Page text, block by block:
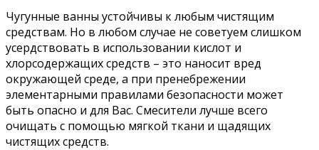
Чугунные ванны устойчивы к любым чистящим
средствам. Но в любом случае не советуем слишком
усердствовать в использовании кислот и
хлорсодержащих средств – это наносит вред
окружающей среде, а при пренебрежении
элементарными правилами безопасности может
быть опасно и для Вас. Смесители лучше всего
очищать с помощью мягкой ткани и щадящих
чистящих средств.